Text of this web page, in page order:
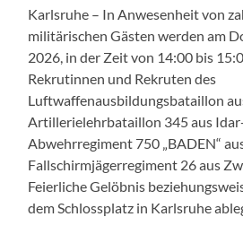
Karlsruhe – In Anwesenheit von
militärischen Gästen werden am
2026, in der Zeit von 14:00 bis
Rekrutinnen und Rekruten des
Luftwaffenausbildungsbataillon
Artillerielehrbataillon 345 aus
Abwehrregiment 750 „BADEN“
Fallschirmjägerregiment 26 aus
Feierliche Gelöbnis
dem Schlossplatz in Karlsruhe